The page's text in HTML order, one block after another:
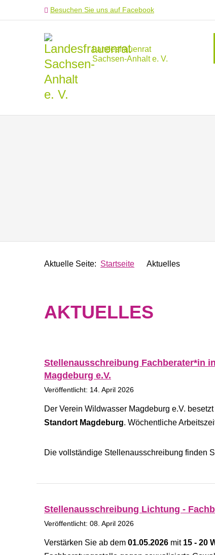
Besuchen Sie uns auf Facebook
Landesfrauenrat
Sachsen-Anhalt e. V.
Aktuelle Seite: Startseite Aktuelles
AKTUELLES
Stellenausschreibung Fachberater*in
Magdeburg e.V.
Veröffentlicht: 14. April 2026
Der Verein Wildwasser Magdeburg e.V.
Standort Magdeburg. Wöchentliche
Die vollständige Stellenausschreibung finden
Stellenausschreibung Lichtung -
Veröffentlicht: 08. April 2026
Verstärken Sie ab dem 01.05.2026 mit 15 - 20